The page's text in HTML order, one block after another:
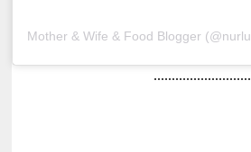
...........................